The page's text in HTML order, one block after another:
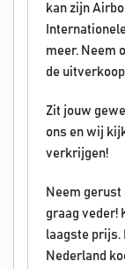
kan zijn
meer. Neem
de
Zit jouw
ons en wij
verkrijgen!
Neem gerust
graag veder!
laagste prijs.
Nederland